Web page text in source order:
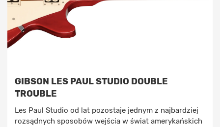
GIBSON LES PAUL STUDIO DOUBLE
TROUBLE
Les Paul Studio od lat pozostaje jednym z najbardziej
rozsądnych sposobów wejścia w świat amerykańskich